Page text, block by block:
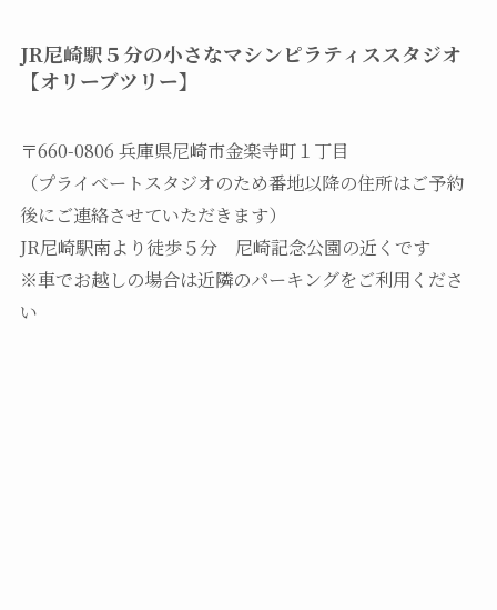
JR尼崎駅５分の小さなマシンピラティススタジオ
【オリーブツリー】
〒660-0806 兵庫県尼崎市金楽寺町１丁目
（プライベートスタジオのため番地以降の住所はご予約
後にご連絡させていただきます）
JR尼崎駅南より徒歩５分 尼崎記念公園の近くです
※車でお越しの場合は近隣のパーキングをご利用くださ
い